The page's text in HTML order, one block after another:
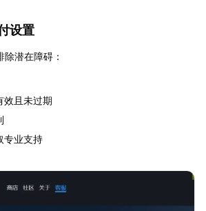
设置
潜在障碍：
效且未过期
专业支持